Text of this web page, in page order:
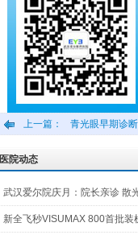
上一篇： 青光眼早期诊
医院动态
武汉爱尔院庆月：院长亲诊 散
新全飞秒VISUMAX 800首批装